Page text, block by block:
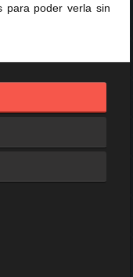
para poder verla sin